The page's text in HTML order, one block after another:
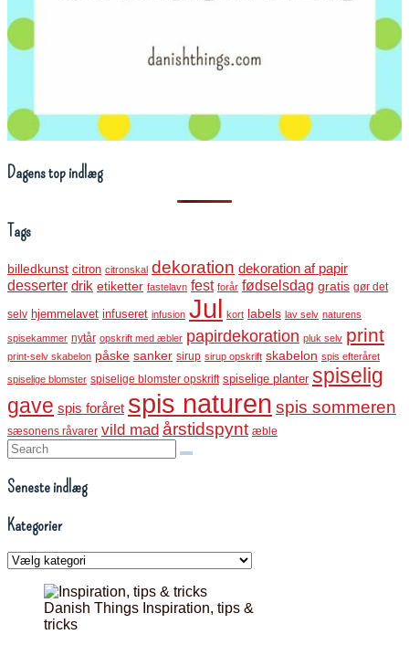
Dagens top indlæg
Tags
billedkunst citron citronskal dekoration dekoration af papir
desserter drik etiketter fastelavn fest forår fødselsdag gratis gør det
selv hjemmelavet infuseret infusion Jul kort labels lav selv naturens
spisekammer nytår opskrift med æbler papirdekoration pluk selv print
print-selv skabelon påske sanker sirup sirup opskrift skabelon spis efteråret
spiselige blomster spiselige blomster opskrift spiselige planter spiselig
gave spis foråret spis naturen spis sommeren
sæsonens råvarer vild mad årstidspynt æble
Search:
Seneste indlæg
Kategorier
Kategorier
Danish Things Inspiration, tips &
tricks